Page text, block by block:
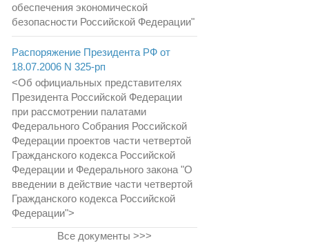
обеспечения экономической
безопасности Российской Федерации"
Распоряжение Президента РФ от
18.07.2006 N 325-рп
<Об официальных представителях
Президента Российской Федерации
при рассмотрении палатами
Федерального Собрания Российской
Федерации проектов части четвертой
Гражданского кодекса Российской
Федерации и Федерального закона "О
введении в действие части четвертой
Гражданского кодекса Российской
Федерации">
Все документы >>>